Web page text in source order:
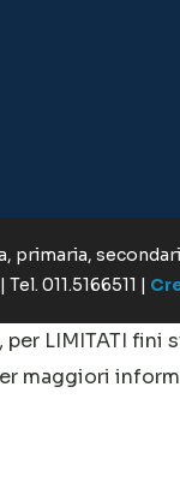
011.5166511 |
LIMITATI
maggiori